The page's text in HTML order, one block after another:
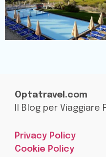
Optatravel.com
Il Blog per Viaggiare
Privacy Policy
Cookie Policy